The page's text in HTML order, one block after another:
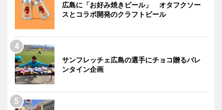
広島に「お好み焼きビール」 オタフクソー
スとコラボ開発のクラフトビール
サンフレッチェ広島の選手にチョコ贈るバレ
ンタイン企画